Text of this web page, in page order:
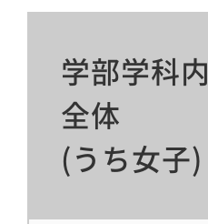
学部学科内
全体
(うち女子)